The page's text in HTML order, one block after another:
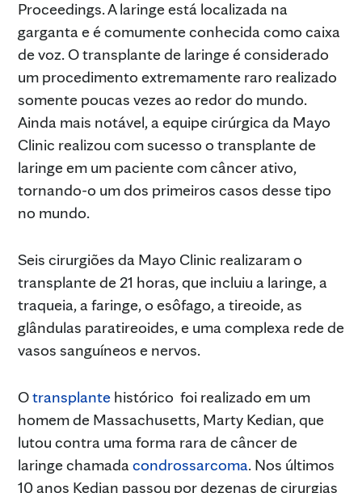
Proceedings. A laringe está localizada na
garganta e é comumente conhecida como caixa
de voz. O transplante de laringe é considerado
um procedimento extremamente raro realizado
somente poucas vezes ao redor do mundo.
Ainda mais notável, a equipe cirúrgica da Mayo
Clinic realizou com sucesso o transplante de
laringe em um paciente com câncer ativo,
tornando-o um dos primeiros casos desse tipo
no mundo.
Seis cirurgiões da Mayo Clinic realizaram o
transplante de 21 horas, que incluiu a laringe, a
traqueia, a faringe, o esôfago, a tireoide, as
glândulas paratireoides, e uma complexa rede de
vasos sanguíneos e nervos.
Otransplante histórico foi realizado em um
homem de Massachusetts, Marty Kedian, que
lutou contra uma forma rara de câncer de
laringe chamadacondrossarcoma. Nos últimos
10 anos Kedian passou por dezenas de cirurgias